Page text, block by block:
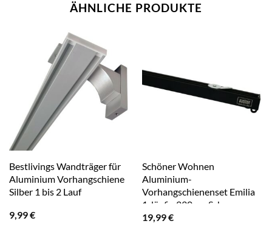
ÄHNLICHE PRODUKTE
Bestlivings Wandträger für
Aluminium Vorhangschiene
Silber 1 bis 2 Lauf
9,99€
Schöner Wohnen
Aluminium-
Vorhangschienenset Emilia
1-läufig 230 cm Schwarz-
Matt
19,99€